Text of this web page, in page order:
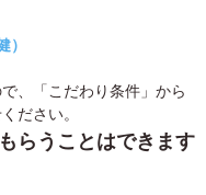
、「こだわり条件」から
ださい。
らうことはできます